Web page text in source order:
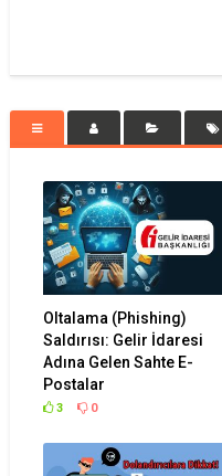
Oltalama (Phishing)
Saldırısı: Gelir İdaresi
Adına Gelen Sahte E-
Postalar
3 0